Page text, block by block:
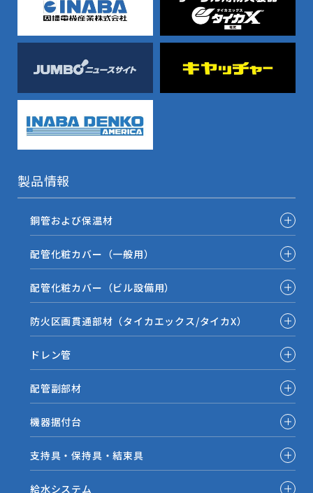
製品情報
銅管および保温材
配管化粧カバー（一般用）
配管化粧カバー（ビル設備用）
防火区画貫通部材（タイカエックス/タイカX）
ドレン管
配管副部材
機器据付台
支持具・保持具・結束具
給水システム